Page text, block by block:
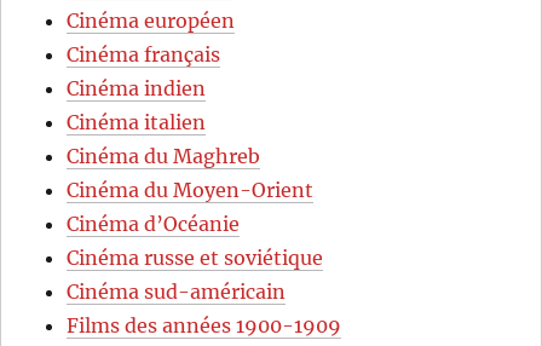
Cinéma européen
Cinéma français
Cinéma indien
Cinéma italien
Cinéma du Maghreb
Cinéma du Moyen-Orient
Cinéma d’Océanie
Cinéma russe et soviétique
Cinéma sud-américain
Films des années 1900-1909